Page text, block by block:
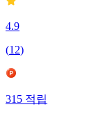
4.9
(12)
315적립